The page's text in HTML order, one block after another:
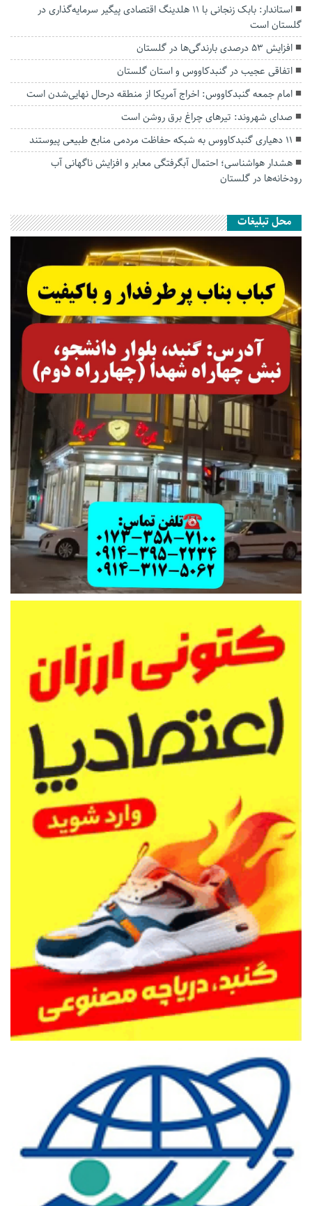
استاندار: بابک زنجانی با ۱۱ هلدینگ اقتصادی پیگیر سرمایه‌گذاری در
گلستان است
افزایش ۵۳ درصدی بارندگی‌ها در گلستان
اتفاقی عجیب در‌ گنبدکاووس و استان گلستان
امام جمعه گنبدکاووس: اخراج آمریکا از منطقه درحال نهایی‌شدن است
صدای شهروند: تیرهای چراغ برق روشن است
۱۱ دهیاری گنبدکاووس به شبکه حفاظت مردمی منابع طبیعی پیوستند
هشدار هواشناسی؛ احتمال آبگرفتگی معابر و افزایش ناگهانی آب
رودخانه‌ها در گلستان
محل تبلیغات